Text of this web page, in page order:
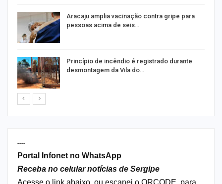
Aracaju amplia vacinação contra gripe para
pessoas acima de seis…
Princípio de incêndio é registrado durante
desmontagem da Vila do…
----
Portal Infonet no WhatsApp
Receba no celular notícias de Sergipe
Acesse o link abaixo, ou escanei o QRCODE, para